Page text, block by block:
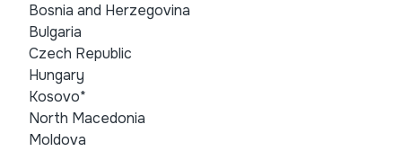
Bosnia and Herzegovina
Bulgaria
Czech Republic
Hungary
Kosovo*
North Macedonia
Moldova